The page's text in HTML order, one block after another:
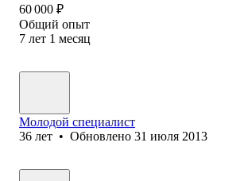
60 000 ₽
Общий опыт
7 лет 1 месяц
Молодой специалист
36 лет • Обновлено 31 июля 2013